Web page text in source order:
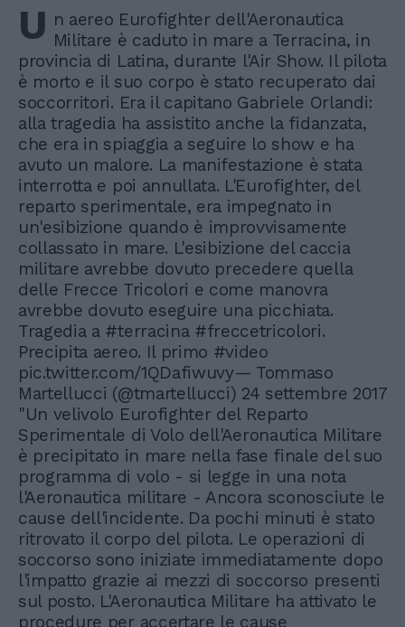
U n aereo Eurofighter dell'Aeronautica
Militare è caduto in mare a Terracina, in
provincia di Latina, durante l'Air Show. Il pilota
è morto e il suo corpo è stato recuperato dai
soccorritori. Era il capitano Gabriele Orlandi:
alla tragedia ha assistito anche la fidanzata,
che era in spiaggia a seguire lo show e ha
avuto un malore. La manifestazione è stata
interrotta e poi annullata. L'Eurofighter, del
reparto sperimentale, era impegnato in
un'esibizione quando è improvvisamente
collassato in mare. L'esibizione del caccia
militare avrebbe dovuto precedere quella
delle Frecce Tricolori e come manovra
avrebbe dovuto eseguire una picchiata.
Tragedia a #terracina #freccetricolori.
Precipita aereo. Il primo #video
pic.twitter.com/1QDafiwuvy— Tommaso
Martellucci (@tmartellucci) 24 settembre 2017
"Un velivolo Eurofighter del Reparto
Sperimentale di Volo dell'Aeronautica Militare
è precipitato in mare nella fase finale del suo
programma di volo - si legge in una nota
l'Aeronautica militare - Ancora sconosciute le
cause dell'incidente. Da pochi minuti è stato
ritrovato il corpo del pilota. Le operazioni di
soccorso sono iniziate immediatamente dopo
l'impatto grazie ai mezzi di soccorso presenti
sul posto. L'Aeronautica Militare ha attivato le
procedure per accertare le cause